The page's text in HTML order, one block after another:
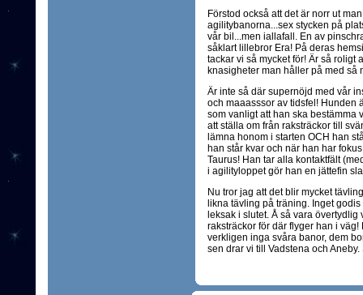
Förstod också att det är norr ut
agilitybanorna...sex stycken på
vår bil...men iallafall. En av
såklart lillebror Era! På deras
tackar vi så mycket för! Är så roligt
knasigheter man håller på med så
Är inte så där supernöjd med vår
och maaasssor av tidsfel! Hunden
som vanligt att han ska bestämma
att ställa om från raksträckor till
lämna honom i starten OCH han
han står kvar och när han har
Taurus! Han tar alla kontaktfält
i agilityloppet gör han en jättefin
Nu tror jag att det blir mycket
likna tävling på träning. Inget
leksak i slutet. Å så vara
raksträckor för där flyger han i
verkligen inga svåra banor, dem
sen drar vi till Vadstena och